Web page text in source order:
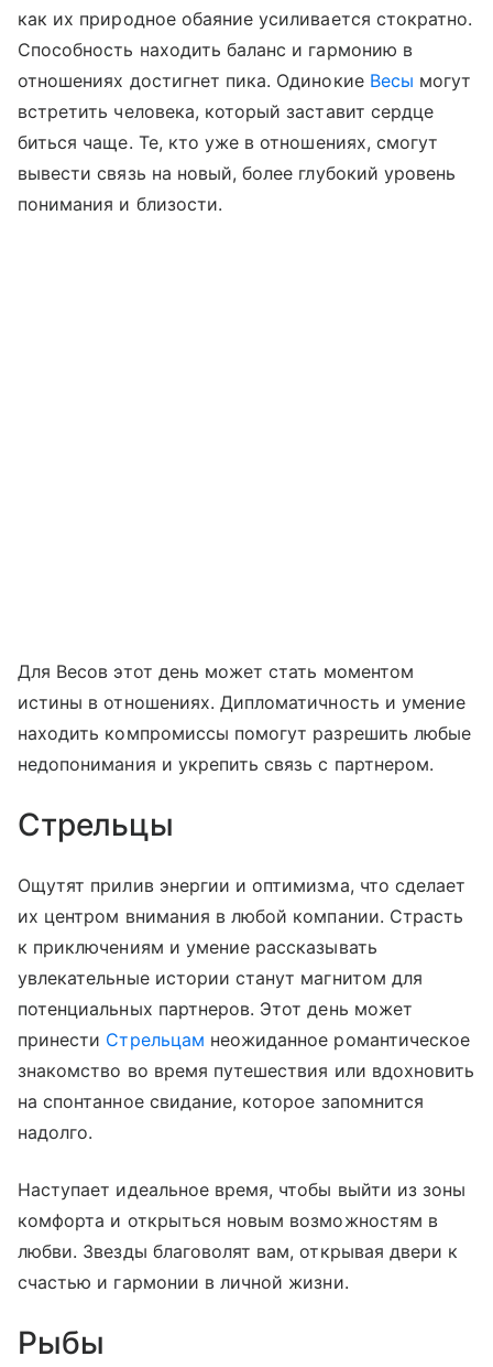
как их природное обаяние усиливается стократно.
Способность находить баланс и гармонию в
отношениях достигнет пика. Одинокие Весы могут
встретить человека, который заставит сердце
биться чаще. Те, кто уже в отношениях, смогут
вывести связь на новый, более глубокий уровень
понимания и близости.
Для Весов этот день может стать моментом
истины в отношениях. Дипломатичность и умение
находить компромиссы помогут разрешить любые
недопонимания и укрепить связь с партнером.
Стрельцы
Ощутят прилив энергии и оптимизма, что сделает
их центром внимания в любой компании. Страсть
к приключениям и умение рассказывать
увлекательные истории станут магнитом для
потенциальных партнеров. Этот день может
принести Стрельцам неожиданное романтическое
знакомство во время путешествия или вдохновить
на спонтанное свидание, которое запомнится
надолго.
Наступает идеальное время, чтобы выйти из зоны
комфорта и открыться новым возможностям в
любви. Звезды благоволят вам, открывая двери к
счастью и гармонии в личной жизни.
Рыбы